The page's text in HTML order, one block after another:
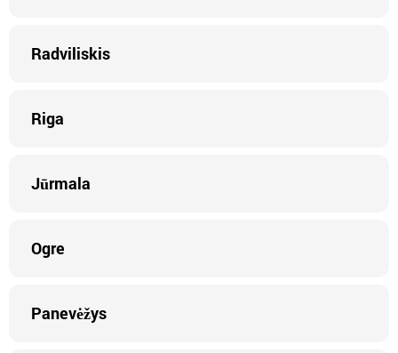
Radviliskis
Riga
Jūrmala
Ogre
Panevėžys